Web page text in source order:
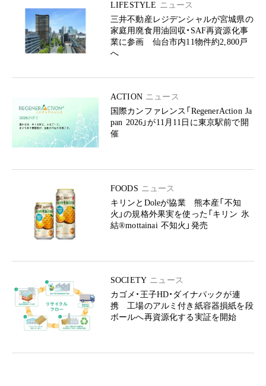
LIFESTYLE ニュース
三井不動産レジデンシャルが宮城県の
家庭用廃食用油回収・SAF再資源化事
業に参画 仙台市内11物件約2,800戸
へ
ACTION ニュース
国際カンファレンス「RegenerAction Ja
pan 2026」が11月11日に東京駅前で開
催
FOODS ニュース
キリンとDoleが協業 熊本産「不知
火」の規格外果実を使った「キリン 氷
結®mottainai 不知火」発売
SOCIETY ニュース
カゴメ・王子HD・ダイナパックが連
携 工場のアルミ付き紙容器損紙を段
ボールへ再資源化する実証を開始